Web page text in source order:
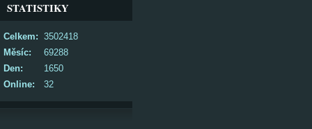
STATISTIKY
Online: 32
Celkem: 3502418
Měsíc:
69288
Den:
1650